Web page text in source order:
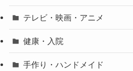
テレビ・映画・アニメ
健康・入院
手作り・ハンドメイド